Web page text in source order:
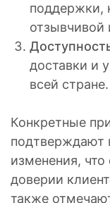
поддержки,
отзывчивой
доставки и
всей стране.
Конкретные
подтверждают
изменения,
доверии
также